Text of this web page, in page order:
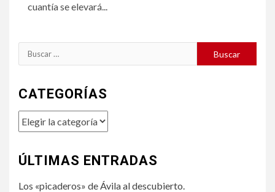
cuantía se elevará...
Buscar:
CATEGORÍAS
Categorías
ÚLTIMAS ENTRADAS
Los «picaderos» de Ávila al descubierto.